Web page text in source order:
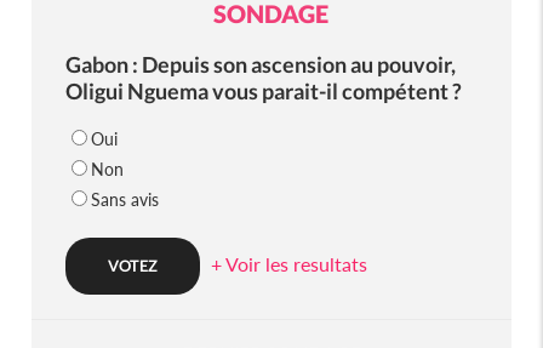
SONDAGE
Gabon : Depuis son ascension au pouvoir,
Oligui Nguema vous parait-il compétent ?
Oui
Non
Sans avis
+ Voir les resultats